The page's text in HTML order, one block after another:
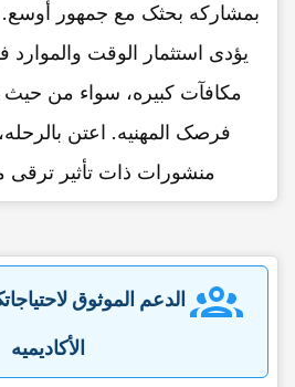
بمشارکه بحثک مع جمهور أوسع.
یؤدی استثمار الوقت والموارد
مکافآت کبیره، سواء من حیث
فرصک المهنیه. اعتن
منشورات ذات تأثیر ترقی
الدعم الموثوق
الأکادیمیه